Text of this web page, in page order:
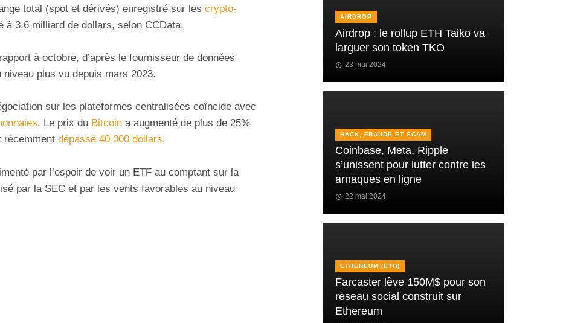
total (spot et dérivés) enregistré sur les crypto-
à 3,6 milliard de dollars, selon CCData.
à octobre, d’après le fournisseur de données
niveau plus vu depuis mars 2023.
sur les plateformes centralisées coïncide avec
. Le prix du Bitcoin a augmenté de plus de 25%
récemment dépassé 40 000 dollars.
par l’espoir de voir un ETF au comptant sur la
par la SEC et par les vents favorables au niveau
AIRDROP
Airdrop : le rollup ETH Taiko va
larguer son token TKO
23 mai 2024
HACK, FRAUDE ET SCAM
Coinbase, Meta, Ripple
s’unissent pour lutter contre les
arnaques en ligne
22 mai 2024
ETHEREUM (ETH)
Farcaster lève 150M$ pour son
réseau social construit sur
Ethereum